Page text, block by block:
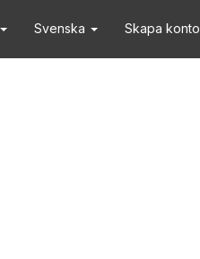
Svenska Skapa konto